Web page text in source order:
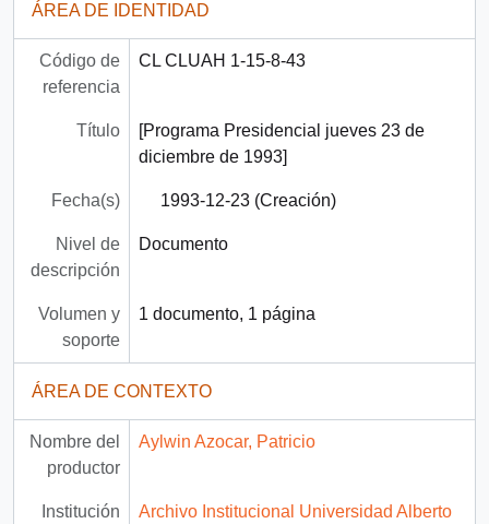
ÁREA DE IDENTIDAD
Código de
referencia
CL CLUAH 1-15-8-43
Título
[Programa Presidencial jueves 23 de
diciembre de 1993]
Fecha(s) 1993-12-23 (Creación)
Nivel de
descripción
Documento
Volumen y
soporte
1 documento, 1 página
ÁREA DE CONTEXTO
Nombre del
productor
Aylwin Azocar, Patricio
Institución Archivo Institucional Universidad Alberto